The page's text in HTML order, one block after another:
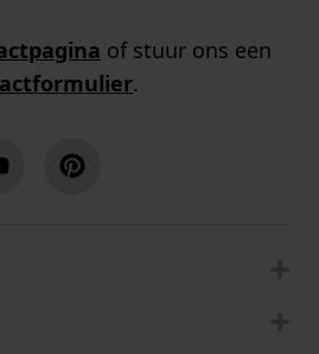
of stuur ons een
.